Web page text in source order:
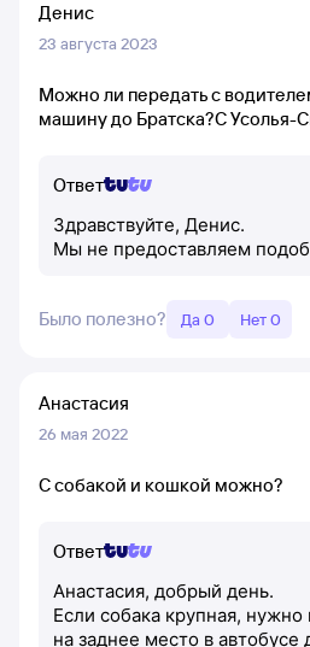
Денис
23 августа 2023
Можно ли передать с
машину до Братска?С Усолья-
Ответ
Здравствуйте, Денис.
Мы не предоставляем
Было полезно? Да 0 Нет 0
Анастасия
26 мая 2022
С собакой и кошкой можно?
Ответ
Анастасия, добрый день.
Если собака крупная,
на заднее место в автобусе